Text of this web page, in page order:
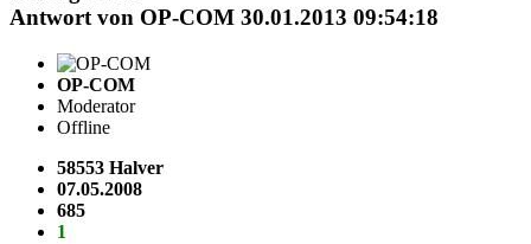
Antwort von OP-COM 30.01.2013 09:54:18
OP-COM
Moderator
Offline
58553 Halver
07.05.2008
685
1